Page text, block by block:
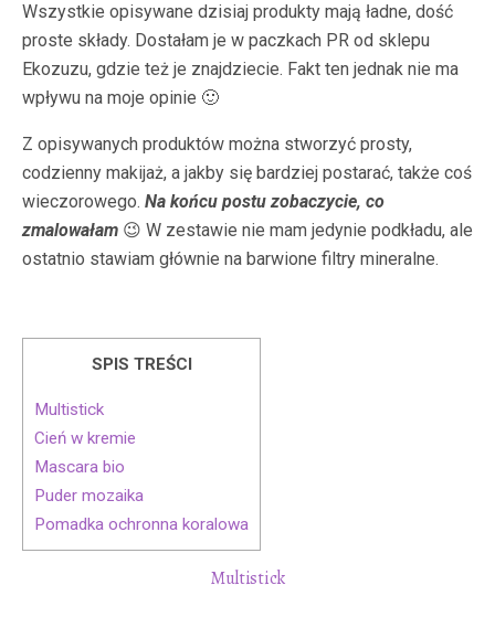
Wszystkie opisywane dzisiaj produkty mają ładne, dość
proste składy. Dostałam je w paczkach PR od sklepu
Ekozuzu, gdzie też je znajdziecie. Fakt ten jednak nie ma
wpływu na moje opinie 🙂
Z opisywanych produktów można stworzyć prosty,
codzienny makijaż, a jakby się bardziej postarać, także coś
wieczorowego. Na końcu postu zobaczycie, co
zmalowałam 😉 W zestawie nie mam jedynie podkładu, ale
ostatnio stawiam głównie na barwione filtry mineralne.
SPIS TREŚCI
Multistick
Cień w kremie
Mascara bio
Puder mozaika
Pomadka ochronna koralowa
Multistick